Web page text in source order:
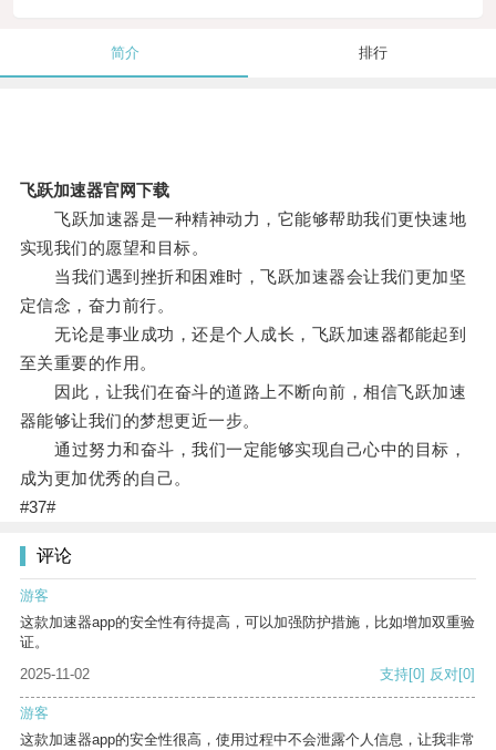
简介 排行
飞跃加速器官网下载
飞跃加速器是一种精神动力，它能够帮助我们更快速地
实现我们的愿望和目标。
当我们遇到挫折和困难时，飞跃加速器会让我们更加坚
定信念，奋力前行。
无论是事业成功，还是个人成长，飞跃加速器都能起到
至关重要的作用。
因此，让我们在奋斗的道路上不断向前，相信飞跃加速
器能够让我们的梦想更近一步。
通过努力和奋斗，我们一定能够实现自己心中的目标，
成为更加优秀的自己。
#37#
评论
游客
这款加速器app的安全性有待提高，可以加强防护措施，比如增加双重验
证。
2025-11-02
支持[0] 反对[0]
游客
这款加速器app的安全性很高，使用过程中不会泄露个人信息，让我非常